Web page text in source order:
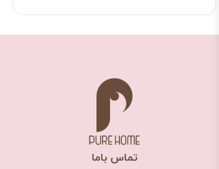
​تماس باما